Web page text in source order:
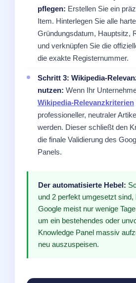
pflegen: Erstellen Sie ein
Item. Hinterlegen Sie alle
Gründungsdatum, Hauptsitz,
und verknüpfen Sie die
die exakte Registernummer.
Schritt 3: Wikipedia-
nutzen: Wenn Ihr
Wikipedia-Relevanzkriterien
professioneller, neutraler
werden. Dieser schließt den
die finale Validierung des
Panels.
Der automatisierte Hebel:
und 2 perfekt umgesetzt sind,
Google meist nur wenige
um ein bestehendes oder
Knowledge Panel massiv
neu auszuspeisen.